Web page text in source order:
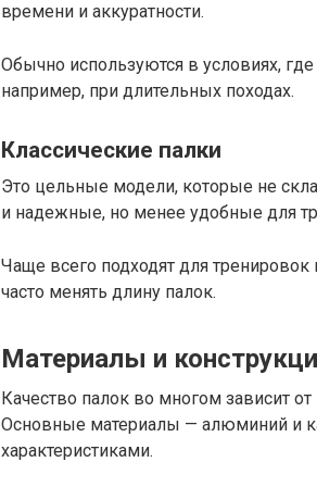
времени и аккуратности.
Обычно используются в условиях,
например, при длительных походах.
Классические палки
Это цельные модели, которые не
и надежные, но менее удобные для
Чаще всего подходят для тренировок
часто менять длину палок.
Материалы и
Качество палок во многом зависит
Основные материалы — алюминий и
характеристиками.